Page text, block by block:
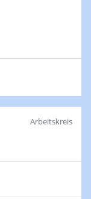
Professur
Professur
Arbeitskreis